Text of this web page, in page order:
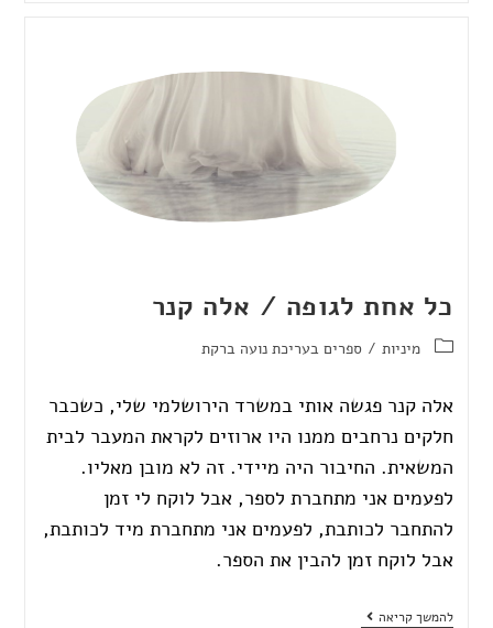
כל אחת לגופה / אלה קנר
מיניות / ספרים בעריכת נועה ברקת
אלה קנר פגשה אותי במשרד הירושלמי שלי, כשכבר
חלקים נרחבים ממנו היו ארוזים לקראת המעבר לבית
המשאית. החיבור היה מיידי. זה לא מובן מאליו.
לפעמים אני מתחברת לספר, אבל לוקח לי זמן
להתחבר לכותבת, לפעמים אני מתחברת מיד לכותבת,
אבל לוקח זמן להבין את הספר.
להמשך קריאה